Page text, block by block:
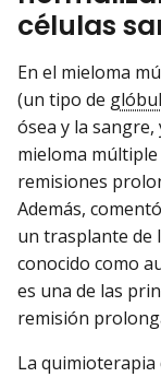
células
En el mieloma
(un tipo de
ósea y la
mieloma
remisiones
Además,
un trasplante de
conocido como
es una de las
remisión
La quimioterapia